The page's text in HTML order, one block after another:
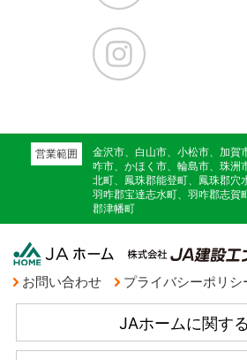
営業範囲
金沢市、白山市、小松市、加賀
咋市、かほく市、輪島市、珠洲
北町、鳳珠郡能登町、鳳珠郡穴
羽咋郡宝達志水町、羽咋郡志賀
郡津幡町
お問い合わせ プライバシーポリシ
JAホームに関す